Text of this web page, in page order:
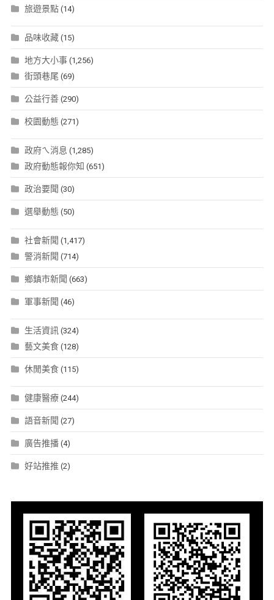
旅遊景點(14)
品味收藏(15)
地方大小事(1,256)
街頭巷尾 (69)
公益行善(290)
校園動態 (271)
政府ㄟ消息 (1,285)
政府動態報你知 (651)
政治要聞 (30)
選舉動態 (50)
社會新聞 (1,417)
警消新聞 (714)
鄉鎮市新聞 (663)
軍事新聞 (46)
生活資訊 (324)
藝文美食(128)
休閒美食(115)
健康醫療(244)
語音新聞 (27)
廣告推播(4)
好站推推 (2)